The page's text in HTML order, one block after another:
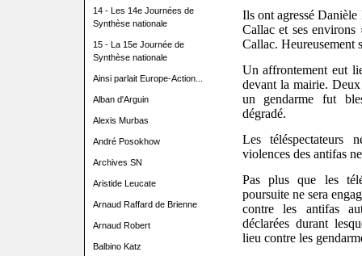
14 - Les 14e Journées de
Synthèse nationale
15 - La 15e Journée de
Synthèse nationale
Ainsi parlait Europe-Action...
Alban d'Arguin
Alexis Murbas
André Posokhow
Archives SN
Aristide Leucate
Arnaud Raffard de Brienne
Arnaud Robert
Balbino Katz
Ils ont agressé
Callac et ses
Callac. Heureusement
Un affrontement eut
devant la mairie.
un gendarme fut
dégradé.
Les téléspectateurs
violences des antifas
Pas plus que les
poursuite ne sera
contre les antifas
déclarées durant
lieu contre les